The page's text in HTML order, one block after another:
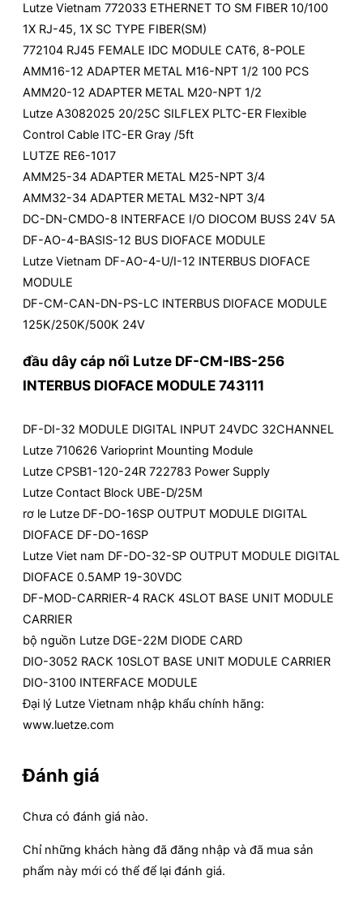
Lutze Vietnam 772033 ETHERNET TO SM FIBER 10/100
1X RJ-45, 1X SC TYPE FIBER(SM)
772104 RJ45 FEMALE IDC MODULE CAT6, 8-POLE
AMM16-12 ADAPTER METAL M16-NPT 1/2 100 PCS
AMM20-12 ADAPTER METAL M20-NPT 1/2
Lutze A3082025 20/25C SILFLEX PLTC-ER Flexible
Control Cable ITC-ER Gray /5ft
LUTZE RE6-1017
AMM25-34 ADAPTER METAL M25-NPT 3/4
AMM32-34 ADAPTER METAL M32-NPT 3/4
DC-DN-CMDO-8 INTERFACE I/O DIOCOM BUSS 24V 5A
DF-AO-4-BASIS-12 BUS DIOFACE MODULE
Lutze Vietnam DF-AO-4-U/I-12 INTERBUS DIOFACE
MODULE
DF-CM-CAN-DN-PS-LC INTERBUS DIOFACE MODULE
125K/250K/500K 24V
đầu dây cáp nối Lutze DF-CM-IBS-256
INTERBUS DIOFACE MODULE 743111
DF-DI-32 MODULE DIGITAL INPUT 24VDC 32CHANNEL
Lutze 710626 Varioprint Mounting Module
Lutze CPSB1-120-24R 722783 Power Supply
Lutze Contact Block UBE-D/25M
rơ le Lutze DF-DO-16SP OUTPUT MODULE DIGITAL
DIOFACE DF-DO-16SP
Lutze Viet nam DF-DO-32-SP OUTPUT MODULE DIGITAL
DIOFACE 0.5AMP 19-30VDC
DF-MOD-CARRIER-4 RACK 4SLOT BASE UNIT MODULE
CARRIER
bộ nguồn Lutze DGE-22M DIODE CARD
DIO-3052 RACK 10SLOT BASE UNIT MODULE CARRIER
DIO-3100 INTERFACE MODULE
Đại lý Lutze Vietnam nhập khẩu chính hãng:
www.luetze.com
Đánh giá
Chưa có đánh giá nào.
Chỉ những khách hàng đã đăng nhập và đã mua sản
phẩm này mới có thể để lại đánh giá.